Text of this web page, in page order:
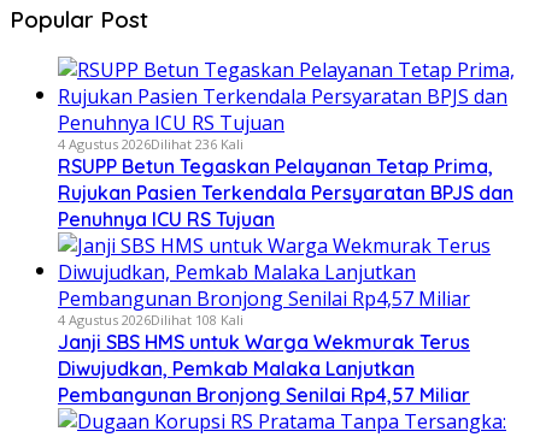
Popular Post
4 Agustus 2026Dilihat 236 Kali
RSUPP Betun Tegaskan Pelayanan Tetap Prima,
Rujukan Pasien Terkendala Persyaratan BPJS dan
Penuhnya ICU RS Tujuan
4 Agustus 2026Dilihat 108 Kali
Janji SBS HMS untuk Warga Wekmurak Terus
Diwujudkan, Pemkab Malaka Lanjutkan
Pembangunan Bronjong Senilai Rp4,57 Miliar